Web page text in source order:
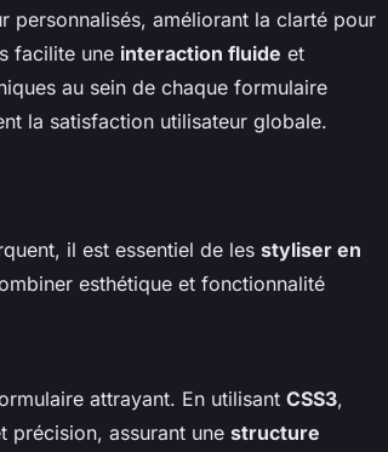
personnalisés, améliorant la clarté pour
facilite une interaction fluide et
au sein de chaque formulaire
la satisfaction utilisateur globale.
il est essentiel de les styliser en
esthétique et fonctionnalité
attrayant. En utilisant CSS3,
précision, assurant une structure